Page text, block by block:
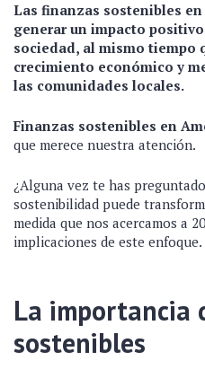
Las finanzas sostenibles
generar un impacto
sociedad, al mismo tiempo
crecimiento económico y
las comunidades locales.
Finanzas sostenibles en
que merece nuestra atención.
¿Alguna vez te has
sostenibilidad puede
medida que nos acercamos a
implicaciones de este enfoque.
La importancia
sostenibles